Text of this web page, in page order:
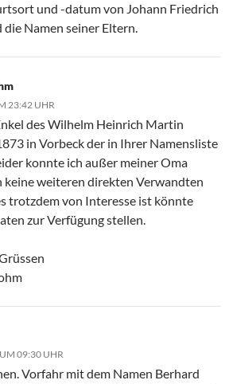
und -datum von Johann Friedrich
Namen seiner Eltern.
23:42 UHR
des Wilhelm Heinrich Martin
in Vorbeck der in Ihrer Namensliste
konnte ich außer meiner Oma
keine weiteren direkten Verwandten
trotzdem von Interesse ist könnte
zur Verfügung stellen.
09:30 UHR
Vorfahr mit dem Namen Berhard